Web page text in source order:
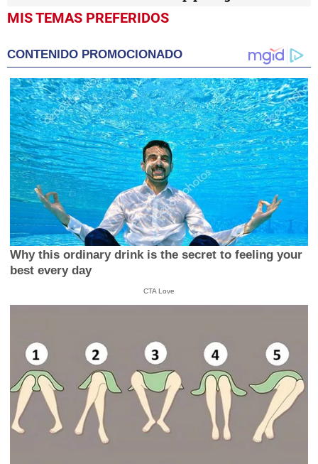
MIS TEMAS PREFERIDOS
CONTENIDO PROMOCIONADO
Why this ordinary drink is the secret to feeling your
best every day
CTA Love